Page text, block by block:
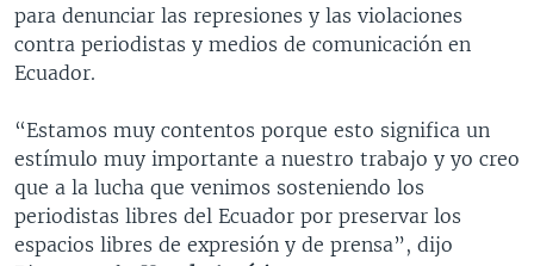
para denunciar las represiones y las violaciones
contra periodistas y medios de comunicación en
Ecuador.
“Estamos muy contentos porque esto significa un
estímulo muy importante a nuestro trabajo y yo creo
que a la lucha que venimos sosteniendo los
periodistas libres del Ecuador por preservar los
espacios libres de expresión y de prensa”, dijo